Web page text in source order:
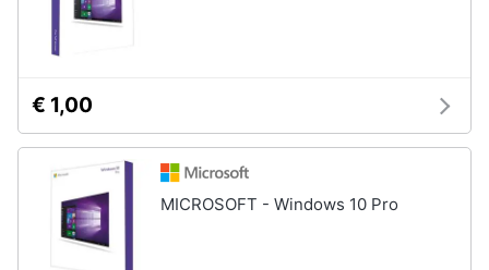
€ 1,00
MICROSOFT - Windows 10 Pro